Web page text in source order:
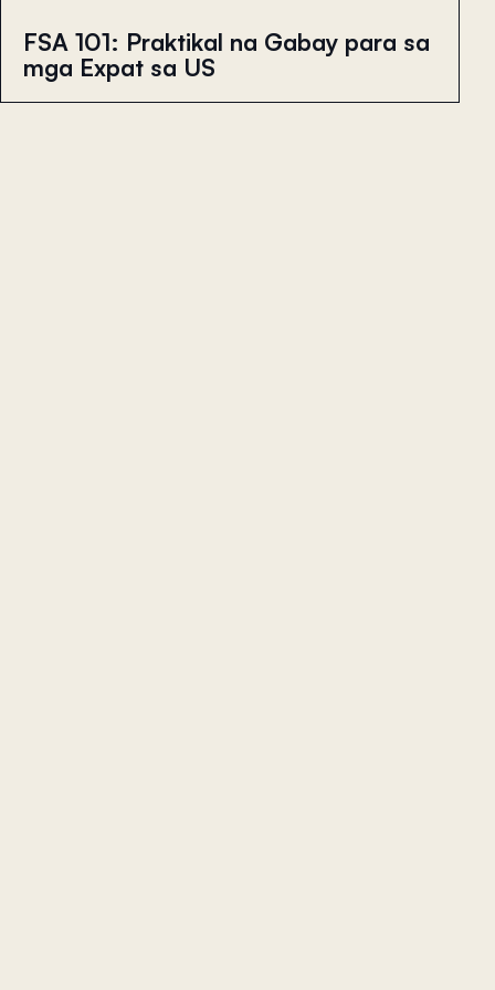
FSA 101: Praktikal na Gabay para sa
mga Expat sa US